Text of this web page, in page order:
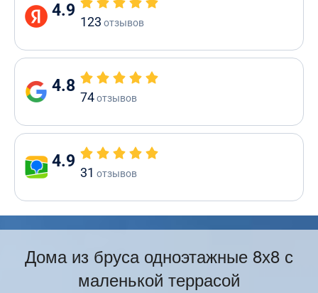
4.9
123 отзывов
4.8
74отзывов
4.9
31 отзывов
Дома из бруса одноэтажные 8х8 с
маленькой террасой